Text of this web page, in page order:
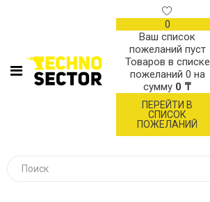
0
Ваш список
пожеланий пуст
Товаров в списке
пожеланий 0 на
сумму 0 ₸
ПЕРЕЙТИ В
СПИСОК
ПОЖЕЛАНИЙ